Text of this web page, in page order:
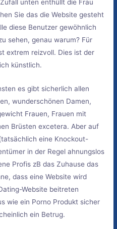
unten enthüllt die Frau
Sie das die Website gesteht
diese Benutzer gewöhnlich
sehen, genau warum? Für
extrem reizvoll. Dies ist der
künstlich.
es gibt sicherlich allen
wunderschönen Damen,
Frauen, Frauen mit
Brüsten excetera. Aber auf
eine Knockout-
in der Regel ahnungslos
Profis zB das Zuhause das
dass eine Website wird
Website beitreten
wie ein Porno Produkt sicher
ein Betrug.